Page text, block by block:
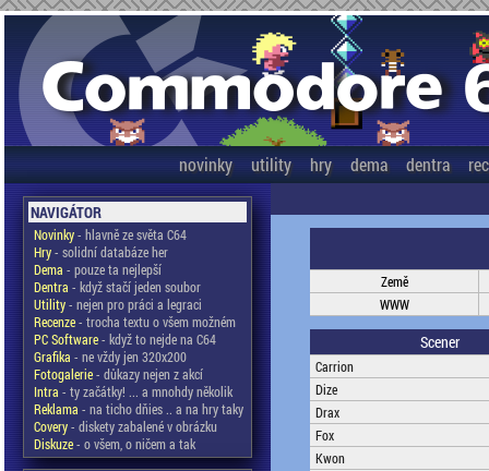
novinky utility hry dema dentra
NAVIGÁTOR
Novinky- hlavně ze světa C64
Hry- solidní databáze her
Dema - pouze ta nejlepší
Dentra - když stačí jeden soubor
Utility- nejen pro práci a legraci
Recenze- trocha textu o všem možném
PC Software- když to nejde na C64
Grafika - ne vždy jen 320x200
Fotogalerie- důkazy nejen z akcí
Intra - ty začátky! ... a mnohdy několik
Reklama - na ticho dňies .. a na hry taky
Covery- diskety zabalené v obrázku
Diskuze- o všem, o ničem a tak
Země
WWW
Scener
Carrion
Dize
Drax
Fox
Kwon